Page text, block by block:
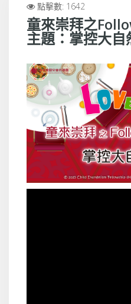
點擊數: 1642
童來崇拜之
主題：掌控大自